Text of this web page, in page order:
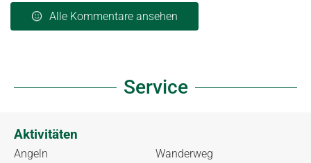
Alle Kommentare ansehen
Service
Aktivitäten
Angeln
Wanderweg